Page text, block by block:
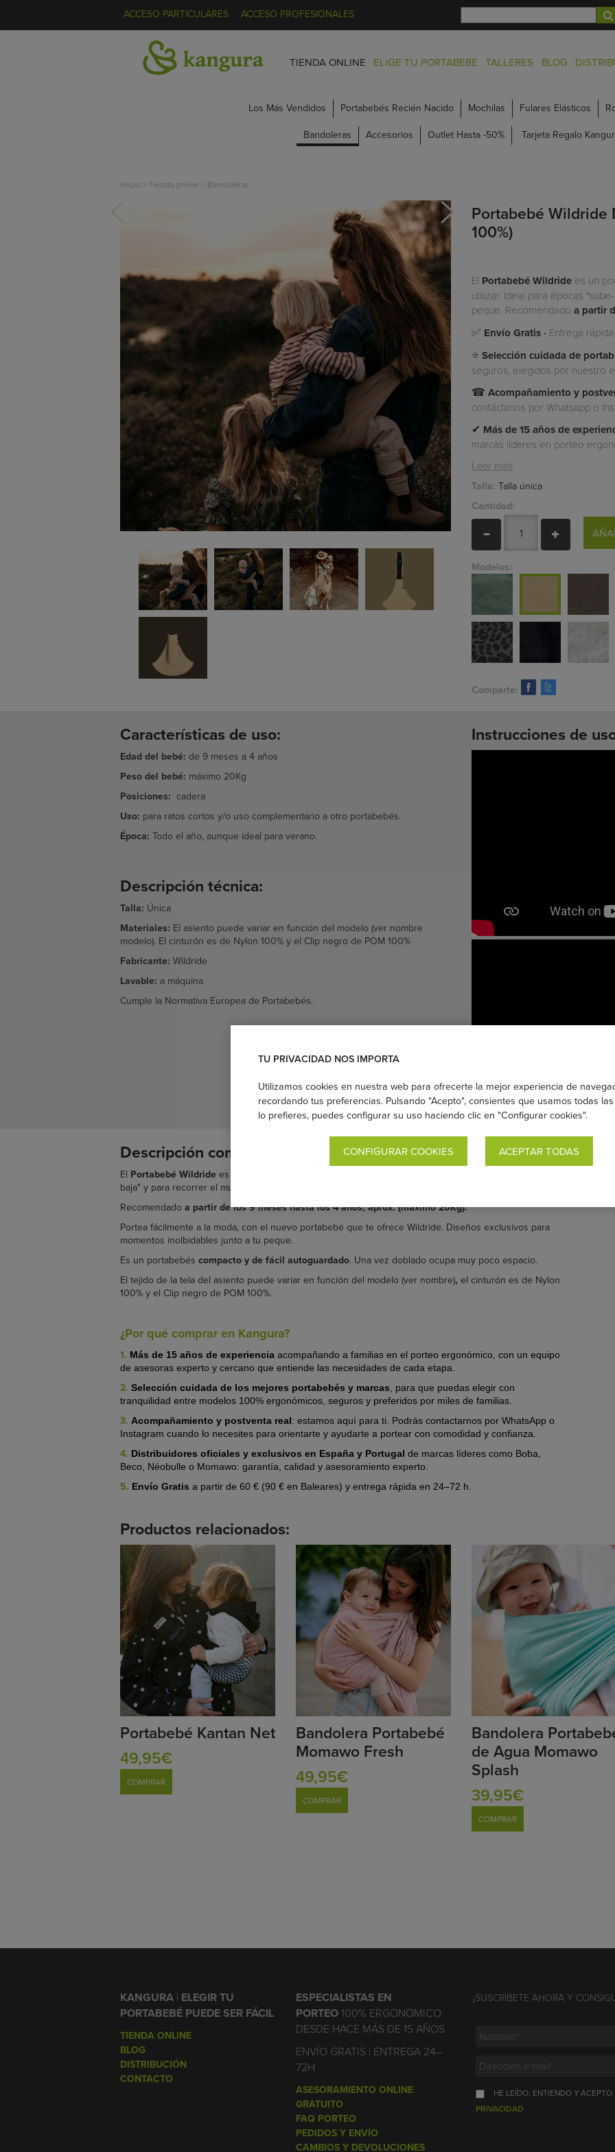
ACCESO PARTICULARES ACCESO PROFESIONALES
TIENDA ONLINE ELIGE TU PORTABEBÉ TALLERES BLOG
Los Más Vendidos Portabebés Recién Nacido Mochilas Fulares Elásticos
Bandoleras
Accesorios Outlet Hasta -50% Tarjeta Regalo
Inicio > Tienda online > Bandoleras
Portabebé Wildride
100%)
El Portabebé Wildride es un
utilizar. Ideal para épocas
peque. Recomendado a partir
✅ Envío Gratis · Entrega
⭐ Selección cuidada de
seguros, elegidos por nuestro
☎ Acompañamiento y
contáctanos por Whatsapp o
✔ Más de 15 años de
marcas líderes en porteo
Leer más
Talla: Talla única
Cantidad:
Modelos:
Comparte:
Características de uso:
Edad del bebé: de 9 meses a 4 años
Peso del bebé: máximo 20Kg
Posiciones: cadera
Uso: para ratos cortos y/o uso complementario a otro portabebés.
Época: Todo el año, aunque ideal para verano.
Descripción técnica:
Talla: Única
Materiales: El asiento puede variar en función del modelo (ver nombre
modelo). El cinturón es de Nylon 100% y el Clip negro de POM 100%
Fabricante: Wildride
Lavable: a máquina
Cumple la Normativa Europea de Portabebés.
Instrucciones de
Descripción completa:
El Portabebé Wildride es un portabebés ligero, práctico y muy fácil de utilizar. Ideal para épocas "sube-
baja" y para recorrer el mundo junto a tu peque.
Recomendado a partir de los 9 meses hasta los 4 años, aprox. (máximo 20Kg).
Portea fácilmente a la moda, con el nuevo portabebé que te ofrece Wildride. Diseños exclusivos para
momentos inolbidables junto a tu peque.
Es un portabebés compacto y de fácil autoguardado. Una vez doblado ocupa muy poco espacio.
El tejido de la tela del asiento puede variar en función del modelo (ver nombre), el cinturón es de Nylon
100% y el Clip negro de POM 100%.
¿Por qué comprar en Kangura?
1. Más de 15 años de experiencia acompañando a familias en el porteo ergonómico, con un equipo
de asesoras experto y cercano que entiende las necesidades de cada etapa.
2. Selección cuidada de los mejores portabebés y marcas, para que puedas elegir con
tranquilidad entre modelos 100% ergonómicos, seguros y preferidos por miles de familias.
3. Acompañamiento y postventa real: estamos aquí para ti. Podrás contactarnos por WhatsApp o
Instagram cuando lo necesites para orientarte y ayudarte a portear con comodidad y confianza.
4. Distribuidores oficiales y exclusivos en España y Portugal de marcas líderes como Boba,
Beco, Néobulle o Momawo: garantía, calidad y asesoramiento experto.
5. Envío Gratis a partir de 60 € (90 € en Baleares) y entrega rápida en 24–72 h.
Productos relacionados:
Portabebé Kantan Net
49,95€
COMPRAR
Bandolera Portabebé
Momawo Fresh
49,95€
COMPRAR
Bandolera
de Agua Momawo
Splash
39,95€
COMPRAR
KANGURA | ELEGIR TU
PORTABEBÉ PUEDE SER FÁCIL
TIENDA ONLINE
BLOG
DISTRIBUCIÓN
CONTACTO
ESPECIALISTAS EN
PORTEO100% ERGONÓMICO
DESDE HACE MÁS DE 15 AÑOS
ENVÍO GRATIS | ENTREGA 24–
72H
ASESORAMIENTO ONLINE
GRATUITO
FAQ PORTEO
PEDIDOS Y ENVÍO
CAMBIOS Y DEVOLUCIONES
¡SUSCRÍBETE AHORA Y
HE LEÍDO, ENTIENDO Y
PRIVACIDAD
TU PRIVACIDAD NOS IMPORTA
Utilizamos cookies en nuestra web para ofrecerte la mejor experiencia de
recordando tus preferencias. Pulsando "Acepto", consientes que usamos todas
lo prefieres, puedes configurar su uso haciendo clic en "Configurar cookies".
CONFIGURAR COOKIES ACEPTAR TODAS